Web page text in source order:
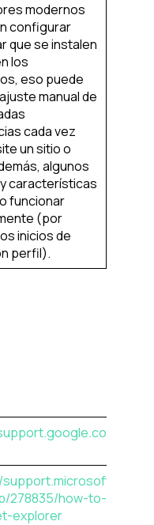
modernos
configurar
que se instalen
los
eso puede
manual de
cada vez
un sitio o
algunos
características
funcionar
(por
inicios de
perfil).
278835/how-to-
explorer